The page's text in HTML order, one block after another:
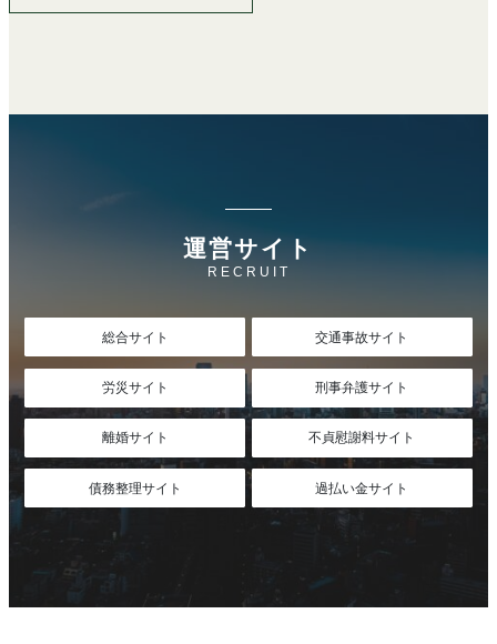
運営サイト
RECRUIT
総合サイト 交通事故サイト
労災サイト 刑事弁護サイト
離婚サイト 不貞慰謝料サイト
債務整理サイト 過払い金サイト